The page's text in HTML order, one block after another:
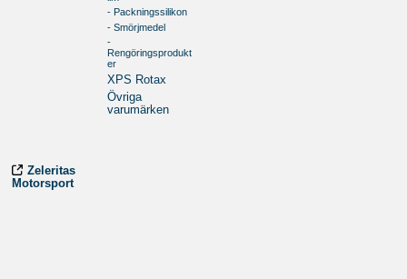
- Packningssilikon
- Smörjmedel
-
Rengöringsprodukt
er
XPS Rotax
Övriga
varumärken
Zeleritas
Motorsport